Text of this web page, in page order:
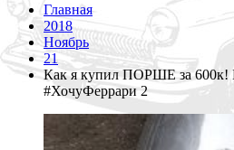
Главная
2018
Ноябрь
21
Как я купил ПОРШЕ за
#ХочуФеррари 2